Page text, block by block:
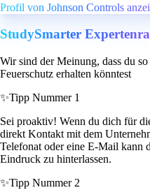
Profil von Johnson Controls
StudySmarter
Wir sind der Meinung, dass du
Feuerschutz erhalten könntest
✨Tipp Nummer 1
Sei proaktiv! Wenn du dich für
direkt Kontakt mit dem
Telefonat oder eine E-Mail kann
Eindruck zu hinterlassen.
✨Tipp Nummer 2